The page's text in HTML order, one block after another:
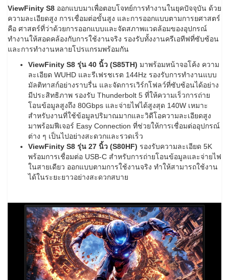
ViewFinity S8 ออกแบบมาเพื่อตอบโจทย์การทำงานในยุคปัจจุบัน ด้วย
ความละเอียดสูง การเชื่อมต่อขั้นสูง และการออกแบบตามการยศาสตร์
คือ ศาสตร์ที่ว่าด้วยการออกแบบและจัดสภาพแวดล้อมของอุปกรณ์
ทำงานให้สอดคล้องกับการใช้งานจริง รองรับทั้งงานครีเอทีฟที่ซับซ้อน
และการทำงานหลายโปรแกรมพร้อมกัน
ViewFinity S8 รุ่น 40 นิ้ว (S85TH) มาพร้อมหน้าจอโค้ง ความ
ละเอียด WUHD และรีเฟรชเรต 144Hz รองรับการทำงานแบบ
มัลติทาสก์อย่างราบรื่น และจัดการเวิร์กโฟลว์ที่ซับซ้อนได้อย่าง
มีประสิทธิภาพ รองรับ Thunderbolt 5 ที่ให้ความเร็วการถ่าย
โอนข้อมูลสูงถึง 80Gbps และจ่ายไฟได้สูงสุด 140W เหมาะ
สำหรับงานที่ใช้ข้อมูลปริมาณมากและวิดีโอความละเอียดสูง
มาพร้อมฟีเจอร์ Easy Connection ที่ช่วยให้การเชื่อมต่ออุปกรณ์
ต่าง ๆ เป็นไปอย่างสะดวกและรวดเร็ว
ViewFinity S8 รุ่น 27 นิ้ว (S80HF) รองรับความละเอียด 5K
พร้อมการเชื่อมต่อ USB-C สำหรับการถ่ายโอนข้อมูลและจ่ายไฟ
ในสายเดียว ออกแบบตามการใช้งานจริง ทำให้สามารถใช้งาน
ได้ในระยะยาวอย่างสะดวกสบาย